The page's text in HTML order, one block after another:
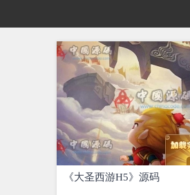
《大圣西游H5》源码